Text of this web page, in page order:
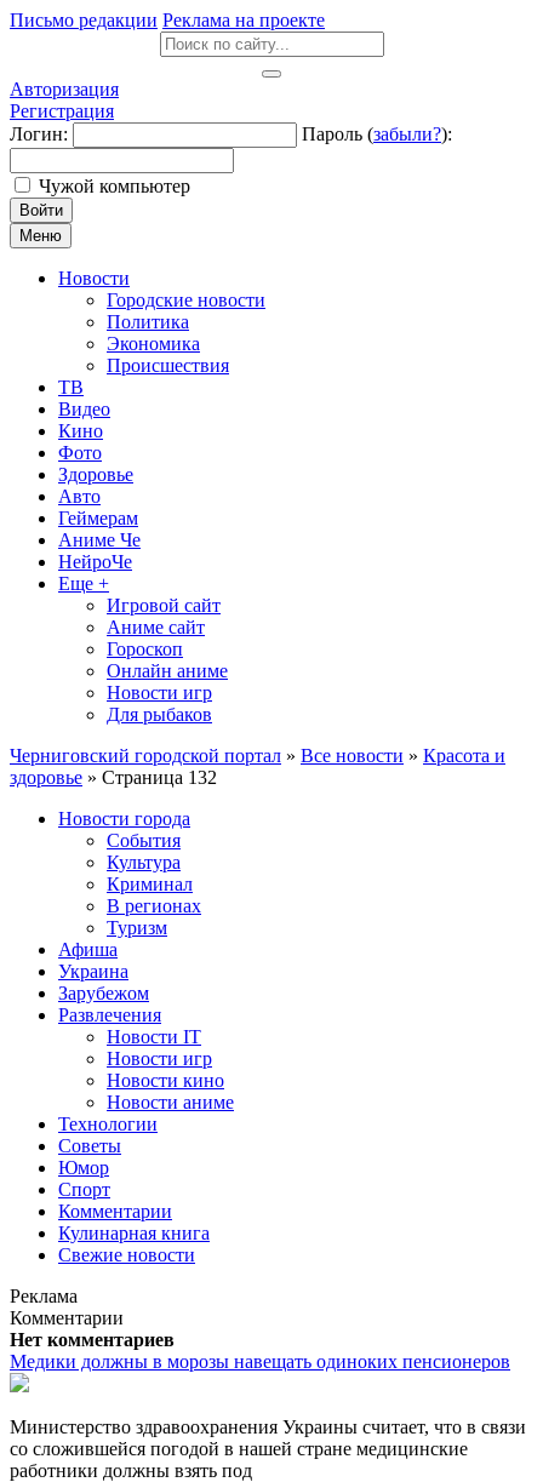
Письмо редакции Реклама на проекте
Авторизация
Регистрация
Логин:
Пароль (забыли?):
Чужой компьютер
Войти
Меню
Новости
Городские новости
Политика
Экономика
Происшествия
ТВ
Видео
Кино
Фото
Здоровье
Авто
Геймерам
Аниме Че
НейроЧе
Еще +
Игровой сайт
Аниме сайт
Гороскоп
Онлайн аниме
Новости игр
Для рыбаков
Черниговский городской портал » Все новости » Красота и
здоровье » Страница 132
Новости города
События
Культура
Криминал
В регионах
Туризм
Афиша
Украина
Зарубежом
Развлечения
Новости IT
Новости игр
Новости кино
Новости аниме
Технологии
Советы
Юмор
Спорт
Комментарии
Кулинарная книга
Свежие новости
Реклама
Комментарии
Нет комментариев
Медики должны в морозы навещать одиноких пенсионеров
Министерство здравоохранения Украины считает, что в связи
со сложившейся погодой в нашей стране медицинские
работники должны взять под